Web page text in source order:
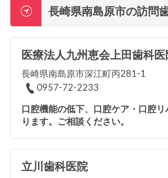
長崎県南島原市の訪問
医療法人九州恵会上田歯科医
長崎県南島原市深江町丙281-1
0957-72-2233
口腔機能の低下、口腔ケア・口腔
ります。ご相談ください。
立川歯科医院